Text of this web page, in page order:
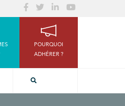
POURQUOI
ADHÉRER ?